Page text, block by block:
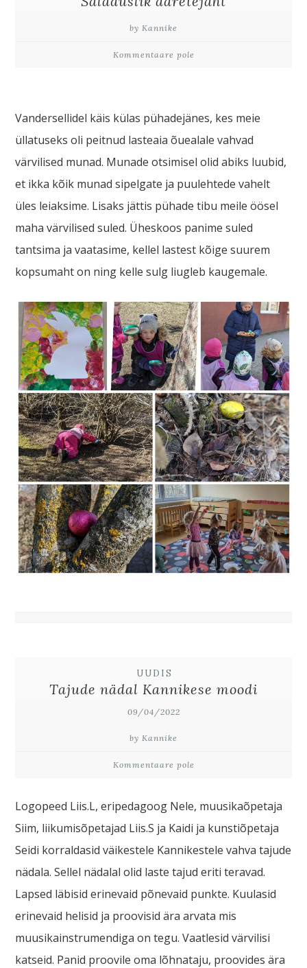
by Kannike
Kommentaare pole
Vandersellidel käis külas pühadejänes, kes meie
üllatuseks oli peitnud lasteaia õuealale vahvad
värvilised munad. Munade otsimisel olid abiks luubid,
et ikka kõik munad sipelgate ja puulehtede vahelt
üles leiaksime. Lisaks jättis pühade tibu meile öösel
maha värvilised suled. Üheskoos panime suled
tantsima ja vaatasime, kellel lastest kõige suurem
kopsumaht on ning kelle sulg liugleb kaugemale.
UUDIS
Tajude nädal Kannikese moodi
09/04/2022
by Kannike
Kommentaare pole
Logopeed Liis.L, eripedagoog Nele, muusikaõpetaja
Siim, liikumisõpetajad Liis.S ja Kaidi ja kunstiõpetaja
Seidi korraldasid väikestele Kannikestele vahva tajude
nädala. Sellel nädalal olid laste tajud eriti teravad.
Lapsed läbisid erinevaid põnevaid punkte. Kuulasid
erinevaid helisid ja proovisid ära arvata mis
muusikainstrumendiga on tegu. Vaatlesid värvilisi
katseid. Panid proovile oma lõhnataju, proovides ära